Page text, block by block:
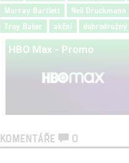
Murray Bartlett
Neil Druckmann
Troy Baker
akční dobrodružný
HBO Max - Promo
KOMENTÁŘE 0